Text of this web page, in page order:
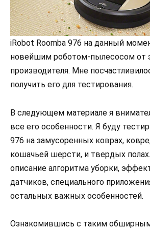
iRobot Roomba 976 на данный
новейшим роботом-пылесосом от
производителя. Мне
получить его для тестирования.
В следующем материале я
все его особенности. Я буду
976 на замусоренных коврах,
кошачьей шерсти, и твердых
описание алгоритма уборки,
датчиков, специального
остальных важных особенностей.
Ознакомившись с таким